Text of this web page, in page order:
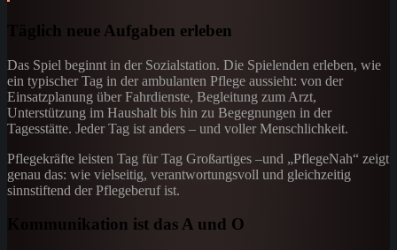
Täglich neue Aufgaben erleben
Das Spiel beginnt in der Sozialstation. Die Spielenden erleben, wie
ein typischer Tag in der ambulanten Pflege aussieht: von der
Einsatzplanung über Fahrdienste, Begleitung zum Arzt,
Unterstützung im Haushalt bis hin zu Begegnungen in der
Tagesstätte. Jeder Tag ist anders – und voller Menschlichkeit.
Pflegekräfte leisten Tag für Tag Großartiges –und „PflegeNah“ zeigt
genau das: wie vielseitig, verantwortungsvoll und gleichzeitig
sinnstiftend der Pflegeberuf ist.
Kommunikation ist das A und O